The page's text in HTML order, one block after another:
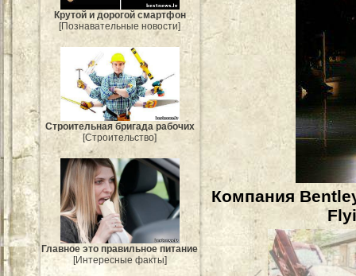
Крутой и дорогой смартфон
[Познавательные новости]
Строительная бригада рабочих
[Строительство]
Главное это правильное питание
[Интересные факты]
Компания